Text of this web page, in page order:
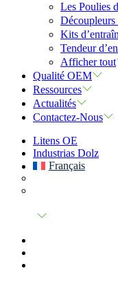
Les Poulies
Découpleurs
Kits
Tendeur
Afficher tout
Qualité OEM
Ressources
Actualités
Contactez-Nous
Litens OE
Industrias Dolz
Français